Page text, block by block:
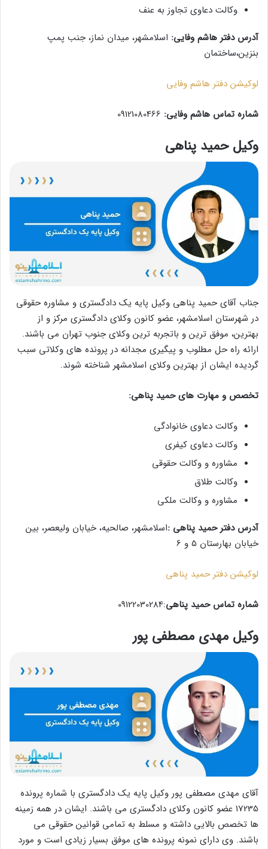
وکالت دعاوی تجاوز به عنف
آدرس دفتر هاشم وفایی: اسلامشهر، میدان نماز، جنب پمپ
بنزین،ساختمان
لوکیشن دفتر هاشم وفایی
شماره تماس هاشم وفایی:
وکیل حمید پناهی
جناب آقای حمید پناهی وکیل پایه یک دادگستری و مشاوره حقوقی
در شهرستان اسلامشهر، عضو کانون وکلای دادگستری مرکز و از
بهترین، موفق ترین و باتجربه ترین وکلای جنوب تهران می باشند.
ارائه راه حل مطلوب و پیگیری مجدانه در پرونده های وکلاتی سبب
گردیده ایشان از بهترین وکلای اسلامشهر شناخته شوند.
تخصص و مهارت های حمید پناهی:
وکالت دعاوی خانوادگی
وکالت دعاوی کیفری
مشاوره و وکالت حقوقی
وکالت طلاق
مشاوره و وکالت ملکی
آدرس دفتر حمید پناهی :اسلامشهر، صالحیه، خیابان ولیعصر، بین
خیابان بهارستان 5 و 6
لوکیشن دفتر حمید پناهی
شماره تماس حمید پناهی:09122030284
وکیل مهدی مصطفی پور
آقای مهدی مصطفی پور وکیل پایه یک دادگستری با شماره پرونده
17235 عضو کانون وکلای دادگستری می باشند. ایشان در همه زمینه
ها تخصص بالایی داشته و مسلط به تمامی قوانین حقوقی می
باشند. وی دارای نمونه پرونده های موفق بسیار زیادی است و مورد